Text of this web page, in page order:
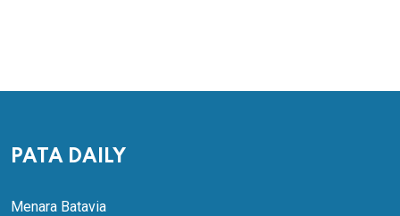
PATA DAILY
Menara Batavia